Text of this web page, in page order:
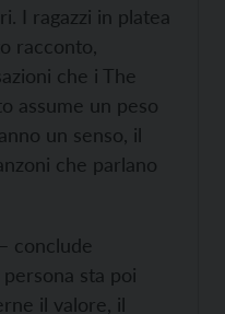
I ragazzi in platea
racconto,
che i The
assume un peso
un senso, il
che parlano
conclude
sta poi
il valore, il